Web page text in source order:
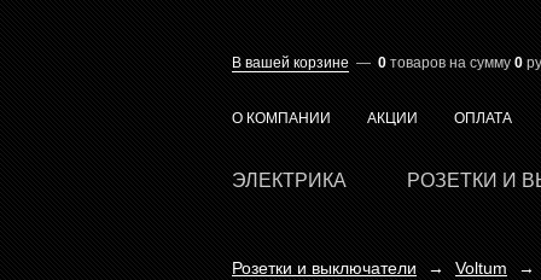
В вашей корзине — 0 товаров на сумму 0
О КОМПАНИИ АКЦИИ ОПЛАТА
ЭЛЕКТРИКА РОЗЕТКИ И
Розетки и выключатели → Voltum →